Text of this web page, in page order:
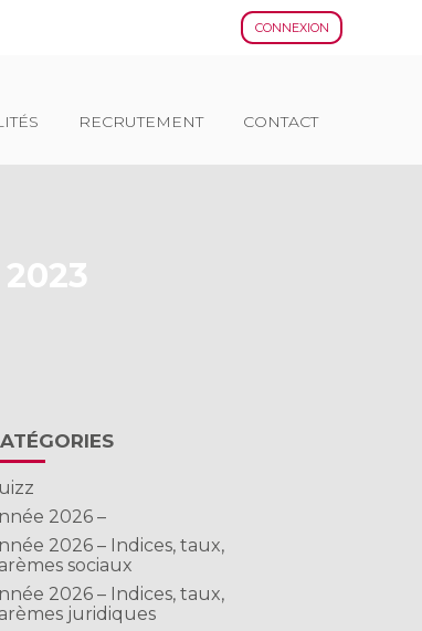
CONNEXION
RECRUTEMENT CONTACT
2023
2026 –
2026 – Indices, taux,
sociaux
2026 – Indices, taux,
juridiques